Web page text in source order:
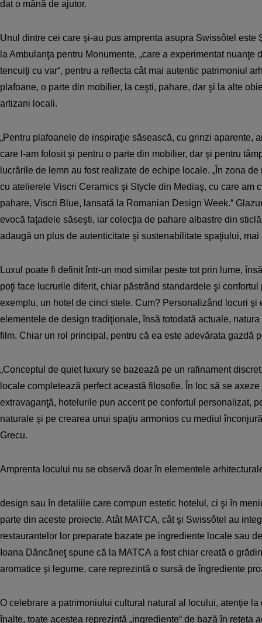
dat o mână de ajutor.
Unul dintre cei care şi-au pus amprenta asupra Swissôtel este
la Ambulanţa pentru Monumente, „care a experimentat nuanţe
tencuiţi cu var“, pentru a reflecta cât mai autentic patrimoniul
plafoane, o parte din mobilier, la ceşti, pahare, dar şi la alte
artizani locali.
„Pentru plafoanele de inspiraţie săsească, cu grinzi aparente,
care l-am folosit şi pentru o parte din mobilier, dar şi pentru
lucrările de lemn au fost realizate de echipe locale. „În zona
cu atelierele Viscri Ceramics şi Stycle din Mediaş, cu care am
pahare, Viscri Blue, lansată la Romanian Design Week.“
evocă faţadele săseşti, iar colecţia de pahare albastre din
adaugă un plus de autenticitate şi sustenabilitate spaţiului, mai
Luxul poate fi definit într-un mod similar peste tot prin lume,
poţi face lucrurile diferit, chiar păstrând standardele şi
exemplu, un hotel de cinci stele. Cum? Personalizând locuri şi
elementele de design tradiţionale, însă totodată actuale,
film. Chiar un rol principal, pentru că ea este adevărata gazdă
„Conceptul de quiet luxury se bazează pe un rafinament
locale completează perfect această filosofie. În loc să se
extravaganţă, hotelurile pun accent pe confortul personalizat,
naturale şi pe crearea unui spaţiu armonios cu mediul
Grecu.
Amprenta locului nu se observă doar în elementele
design sau în detaliile care compun estetic hotelul, ci şi în
parte din aceste proiecte. Atât MATCA, cât şi Swissôtel au
restaurantelor lor preparate bazate pe ingrediente locale sau
Ioana Dăncăneţ spune că la MATCA a fost chiar creată o
aromatice şi legume, care reprezintă o sursă de îngrediente
O celebrare a patrimoniului cultural natural al locului, atenţie
înalte, toate acestea reprezintă „ingrediente“ de bază în reţeta